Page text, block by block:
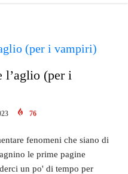
l’aglio (per i
76
fenomeni che siano di
le prime pagine
un po' di tempo per